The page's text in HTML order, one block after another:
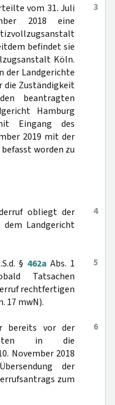
3
vom 31. Juli
2018 eine
befindet sie
Köln.
der Landgerichte
die Zuständigkeit
beantragten
Hamburg
Eingang des
2019 mit der
befasst worden zu
4
obliegt der
Landgericht
5
§ 462a Abs. 1
Tatsachen
rechtfertigen
17 mwN).
6
bereits vor der
in die
November 2018
der
zum